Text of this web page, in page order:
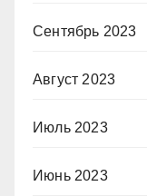
Сентябрь 2023
Август 2023
Июль 2023
Июнь 2023